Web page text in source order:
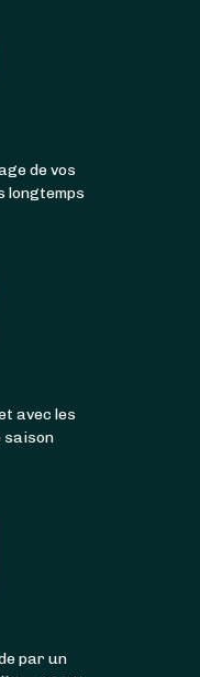
de vos
longtemps
avec les
saison
par un